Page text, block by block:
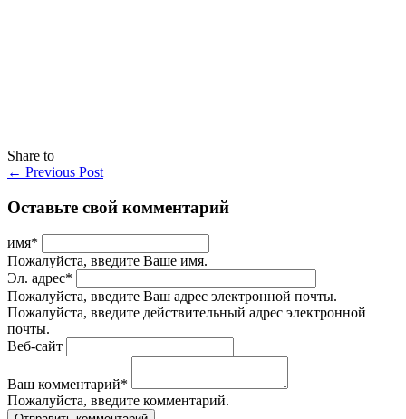
Share to
← Previous Post
Оставьте свой комментарий
имя*
Пожалуйста, введите Ваше имя.
Эл. адрес*
Пожалуйста, введите Ваш адрес электронной почты.
Пожалуйста, введите действительный адрес электронной
почты.
Веб-сайт
Ваш комментарий*
Пожалуйста, введите комментарий.